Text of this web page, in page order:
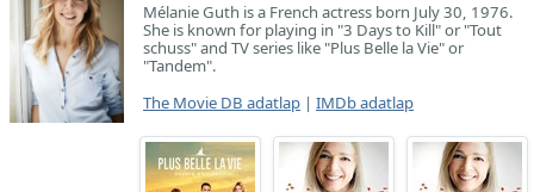
Mélanie Guth is a French actress born July 30, 1976.
She is known for playing in "3 Days to Kill" or "Tout
schuss" and TV series like "Plus Belle la Vie" or
"Tandem".
The Movie DB adatlap | IMDb adatlap